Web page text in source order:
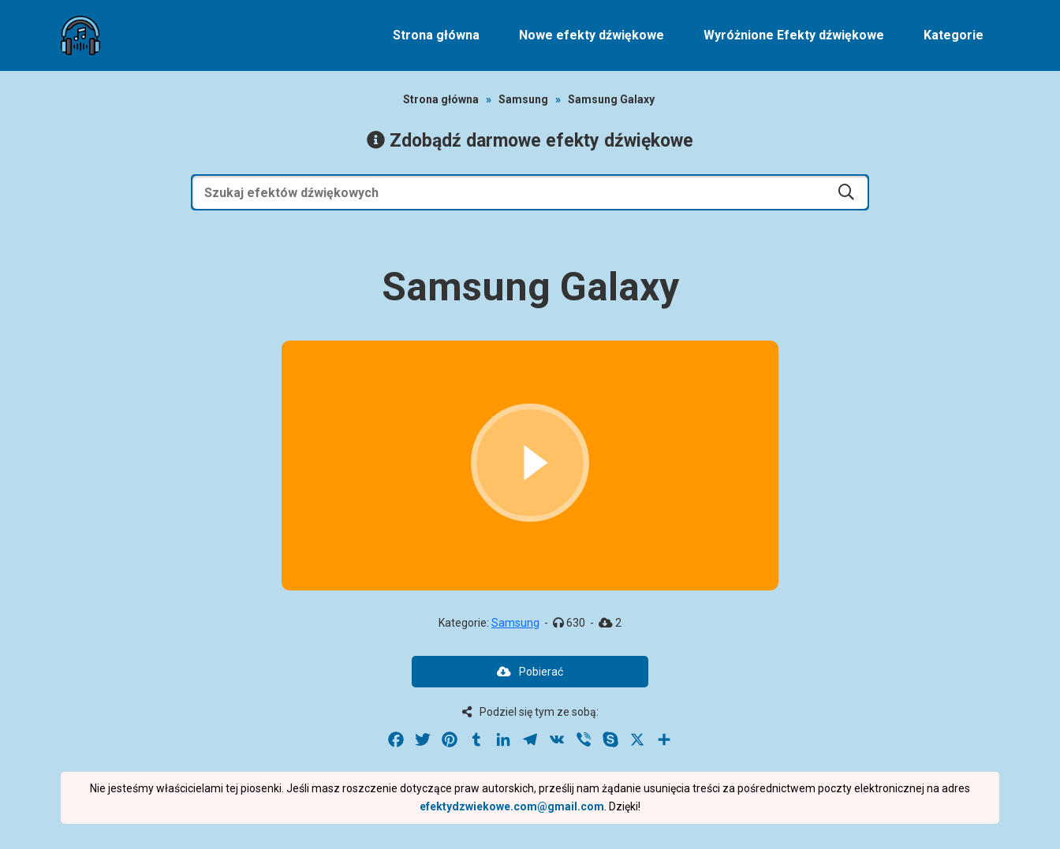
Strona główna Nowe efekty dźwiękowe Wyróżnione Efekty dźwiękowe Kategorie
Strona główna » Samsung » Samsung Galaxy
Zdobądź darmowe efekty dźwiękowe
Samsung Galaxy
Kategorie: Samsung - 630 - 2
Pobierać
Podziel się tym ze sobą:
Facebook
Twitter PinterestTumblrLinkedInTelegram
VK Viber Skype
Nie jesteśmy właścicielami tej piosenki. Jeśli masz roszczenie dotyczące praw autorskich, prześlij nam żądanie usunięcia treści za pośrednictwem poczty elektronicznej na adres
efektydzwiekowe.com@gmail.com . Dzięki!